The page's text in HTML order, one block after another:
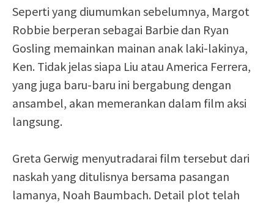
Seperti yang diumumkan sebelumnya, Margot
Robbie berperan sebagai Barbie dan Ryan
Gosling memainkan mainan anak laki-lakinya,
Ken. Tidak jelas siapa Liu atau America Ferrera,
yang juga baru-baru ini bergabung dengan
ansambel, akan memerankan dalam film aksi
langsung.
Greta Gerwig menyutradarai film tersebut dari
naskah yang ditulisnya bersama pasangan
lamanya, Noah Baumbach. Detail plot telah